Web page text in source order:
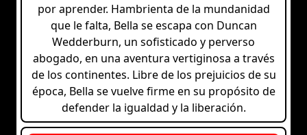
por aprender. Hambrienta de la mundanidad
que le falta, Bella se escapa con Duncan
Wedderburn, un sofisticado y perverso
abogado, en una aventura vertiginosa a través
de los continentes. Libre de los prejuicios de su
época, Bella se vuelve firme en su propósito de
defender la igualdad y la liberación.